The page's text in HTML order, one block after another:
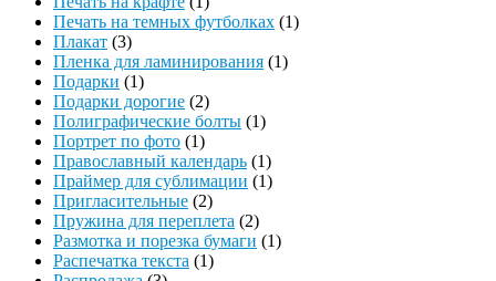
Печать на темных футболках (1)
Плакат (3)
Пленка для ламинирования (1)
Подарки (1)
Подарки дорогие (2)
Полиграфические болты (1)
Портрет по фото (1)
Православный календарь (1)
Праймер для сублимации (1)
Пригласительные (2)
Пружина для переплета (2)
Размотка и порезка бумаги (1)
Распечатка текста (1)